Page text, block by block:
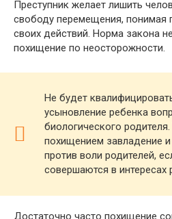
Преступник желает лишить
свободу перемещения, понимая
своих действий. Норма закона
похищение по неосторожности.
Не будет
усыновление ребенка
биологического
похищением завладение
против воли родителей,
совершаются в интересах
Достаточно часто похищение